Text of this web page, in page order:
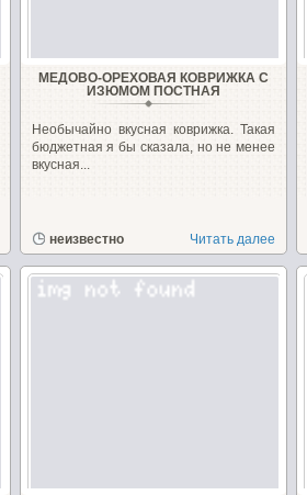
МЕДОВО-ОРЕХОВАЯ КОВРИЖКА С
ИЗЮМОМ ПОСТНАЯ
Необычайно вкусная коврижка. Такая
бюджетная я бы сказала, но не менее
вкусная...
неизвестно Читать далее